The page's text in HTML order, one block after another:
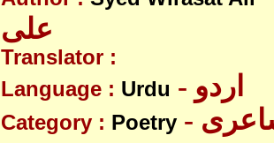
علی
Translator :
Language : Urdu - اردو
Category : Poetry